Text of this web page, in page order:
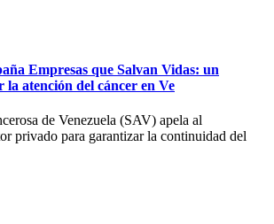
Empresas que Salvan Vidas: un
la atención del cáncer en Ve
de Venezuela (SAV) apela al
privado para garantizar la continuidad del